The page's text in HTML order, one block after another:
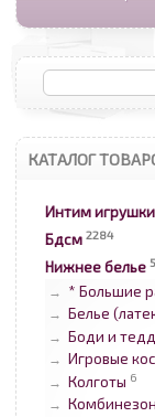
КАТАЛОГ
Интим игрушки
Бдсм 2284
Нижнее белье
→ * Большие
→ Белье
→ Боди и
→ Игровые
→ Колготы 6
→